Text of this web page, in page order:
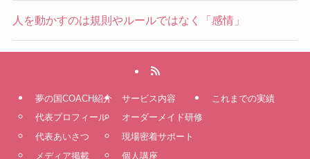
人を動かすのは規則やルールではなく「感情」
夢の国COACH紹介
代表プロフィール
代表あいさつ
メディア掲載
サービス内容
オーダーメイド研修
現場密着サポート
個人講座
これまでの実績